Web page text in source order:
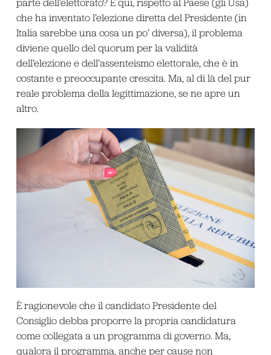
che ha inventato l’elezione diretta del Presidente (in
Italia sarebbe una cosa un po’ diversa), il problema
diviene quello del quorum per la validità
dell’elezione e dell’assenteismo elettorale, che è in
costante e preoccupante crescita. Ma, al di là del pur
reale problema della legittimazione, se ne apre un
altro.
È ragionevole che il candidato Presidente del
Consiglio debba proporre la propria candidatura
come collegata a un programma di governo. Ma,
qualora il programma, anche per cause non